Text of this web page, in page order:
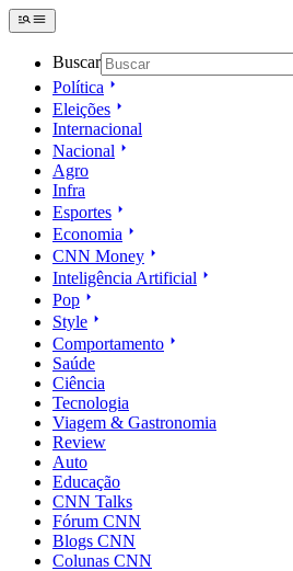
Buscar
Política
Eleições
Internacional
Nacional
Agro
Infra
Esportes
Economia
CNN Money
Inteligência Artificial
Pop
Style
Comportamento
Saúde
Ciência
Tecnologia
Viagem & Gastronomia
Review
Auto
Educação
CNN Talks
Fórum CNN
Blogs CNN
Colunas CNN